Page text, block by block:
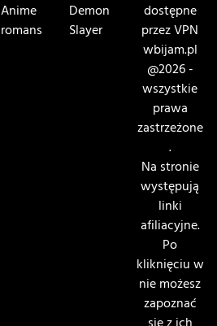
Anime
romans
Demon
Slayer
dostępne
przez VPN
wbijam.pl
@2026 -
wszystkie
prawa
zastrzeżone
.
Na stronie
występują
linki
afiliacyjne.
Po
kliknięciu w
nie możesz
zapoznać